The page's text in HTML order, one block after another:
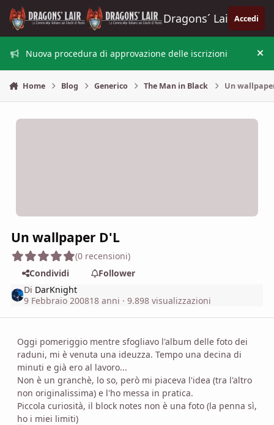
Vai al contenuto
Dragons´ Lair Accedi
Nuova procedura di approvazione delle iscrizioni
Home Blog Generico The Man in Black Un
Un wallpaper D'L
(0 recensioni)
Condividi
Follower
Di DarKnight
9 Febbraio 200818 anni · 9.898 visualizzazioni
Oggi pomeriggio mentre sfogliavo l'album delle foto dei
raduni, mi è venuta una ideuzza. Tempo una decina di
minuti e già ero al lavoro...
Non è un granchè, lo so, però mi piaceva l'idea (tra l'altro
non originalissima) e l'ho messa in pratica.
Piccola curiosità, il block notes non è una foto (la penna sì,
ho i miei limiti)